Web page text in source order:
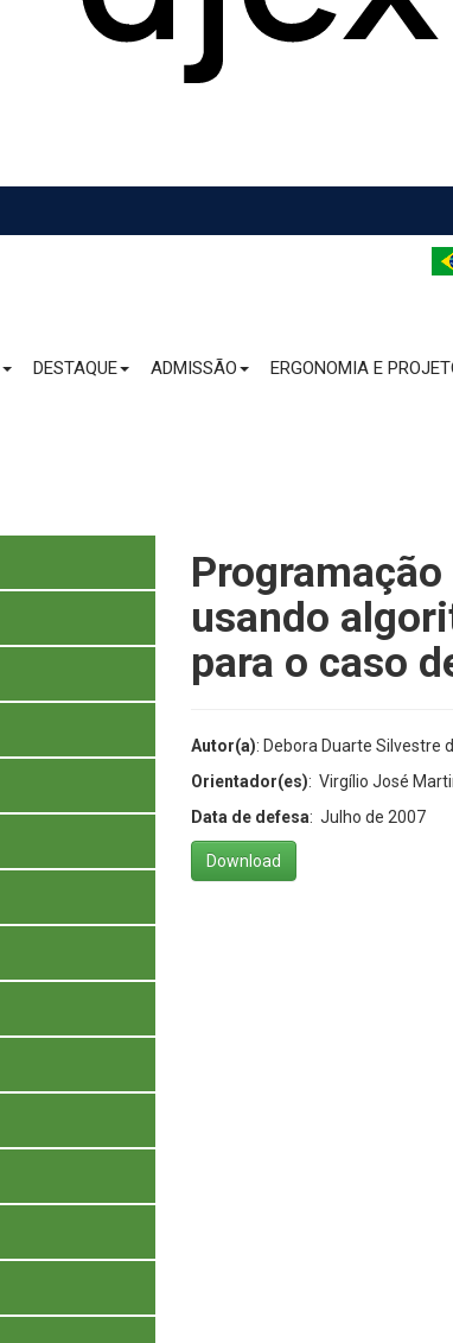
DESTAQUE ADMISSÃO ERGONOMIA E
usando
para o caso
Autor(a): Debora Duarte Silvestre
Orientador(es): Virgílio José
Data de defesa: Julho de 2007
Download